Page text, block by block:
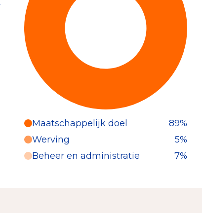
Maatschappelijk doel
89%
Werving
5%
Beheer en administratie
7%